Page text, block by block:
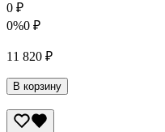
0 ₽
0%0 ₽
11 820 ₽
В корзину